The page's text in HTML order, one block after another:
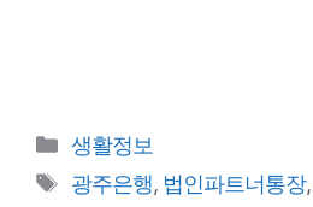
카
테
생활정보
태
광주은행, 법인파트너통장,